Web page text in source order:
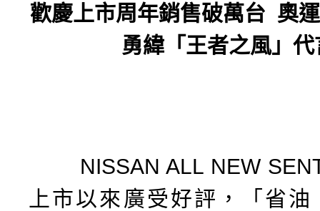
歡慶上市周年銷售破萬台 奧
勇緯「王者之風」代
NISSAN ALL NEW
上市以來廣受好評，「省